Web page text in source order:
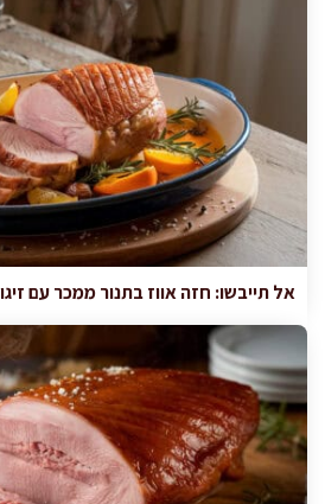
אל תייבשו: חזה אווז בתנור ממכר עם